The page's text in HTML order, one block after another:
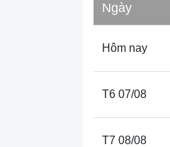
Ngày
Hôm nay
T6 07/08
T7 08/08